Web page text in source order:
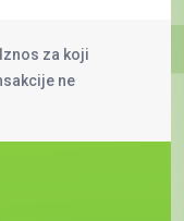
za koji
ne